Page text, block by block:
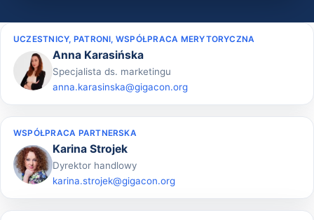
UCZESTNICY, PATRONI, WSPÓŁPRACA MERYTORYCZNA
Anna Karasińska
Specjalista ds. marketingu
anna.karasinska@gigacon.org
WSPÓŁPRACA PARTNERSKA
Karina Strojek
Dyrektor handlowy
karina.strojek@gigacon.org